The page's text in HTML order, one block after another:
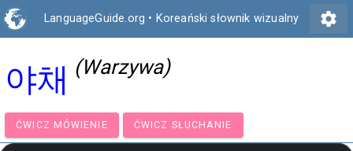
LanguageGuide.org • Koreański słownik wizualny settings
야채 (Warzywa)
ĆWICZ MÓWIENIE ĆWICZ SŁUCHANIE